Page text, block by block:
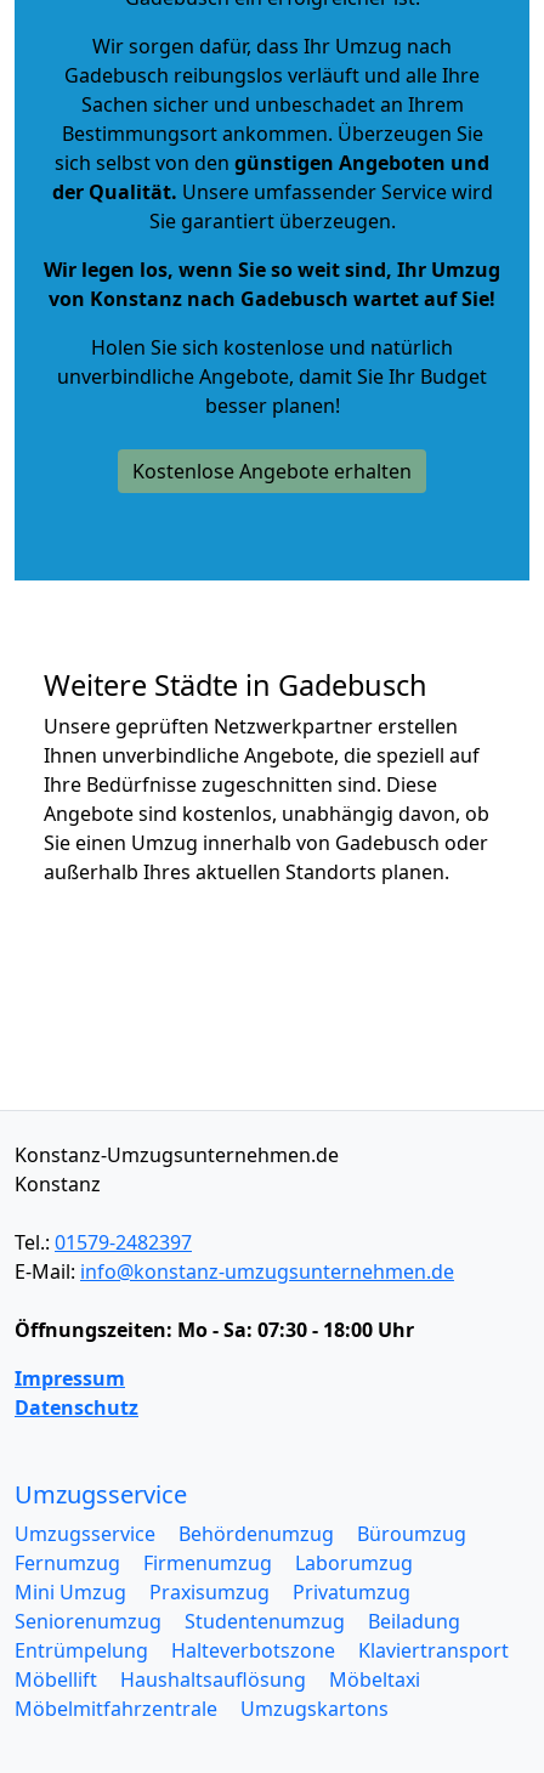
Wir sorgen dafür, dass Ihr Umzug nach
Gadebusch reibungslos verläuft und alle Ihre
Sachen sicher und unbeschadet an Ihrem
Bestimmungsort ankommen. Überzeugen Sie
sich selbst von den günstigen Angeboten und
der Qualität. Unsere umfassender Service wird
Sie garantiert überzeugen.
Wir legen los, wenn Sie so weit sind, Ihr Umzug
von Konstanz nach Gadebusch wartet auf Sie!
Holen Sie sich kostenlose und natürlich
unverbindliche Angebote, damit Sie Ihr Budget
besser planen!
Kostenlose Angebote erhalten
Weitere Städte in Gadebusch
Unsere geprüften Netzwerkpartner erstellen
Ihnen unverbindliche Angebote, die speziell auf
Ihre Bedürfnisse zugeschnitten sind. Diese
Angebote sind kostenlos, unabhängig davon, ob
Sie einen Umzug innerhalb von Gadebusch oder
außerhalb Ihres aktuellen Standorts planen.
Konstanz-Umzugsunternehmen.de
Konstanz
Tel.: 01579-2482397
E-Mail: info@konstanz-umzugsunternehmen.de
Öffnungszeiten: Mo - Sa: 07:30 - 18:00 Uhr
Impressum
Datenschutz
Umzugsservice
Umzugsservice Behördenumzug
Büroumzug
Fernumzug
Firmenumzug
Laborumzug
Mini Umzug
Praxisumzug
Privatumzug
Seniorenumzug
Studentenumzug
Beiladung
Entrümpelung
Halteverbotszone
Klaviertransport
Möbellift
Haushaltsauflösung
Möbeltaxi
Möbelmitfahrzentrale
Umzugskartons